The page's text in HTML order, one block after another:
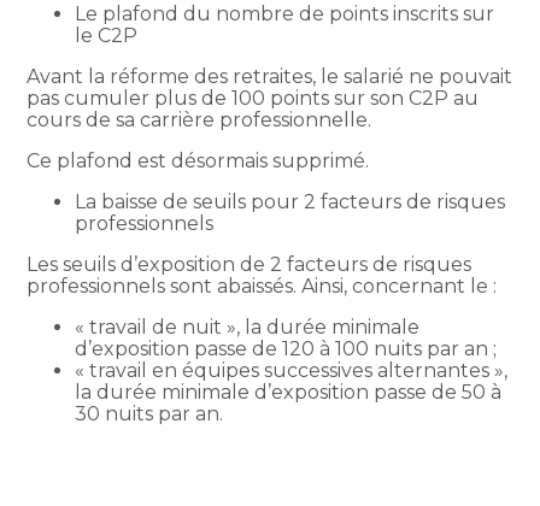
Le plafond du nombre de points inscrits sur
le C2P
Avant la réforme des retraites, le salarié ne pouvait
pas cumuler plus de 100 points sur son C2P au
cours de sa carrière professionnelle.
Ce plafond est désormais supprimé.
La baisse de seuils pour 2 facteurs de risques
professionnels
Les seuils d’exposition de 2 facteurs de risques
professionnels sont abaissés. Ainsi, concernant le :
« travail de nuit », la durée minimale
d’exposition passe de 120 à 100 nuits par an ;
« travail en équipes successives alternantes »,
la durée minimale d’exposition passe de 50 à
30 nuits par an.